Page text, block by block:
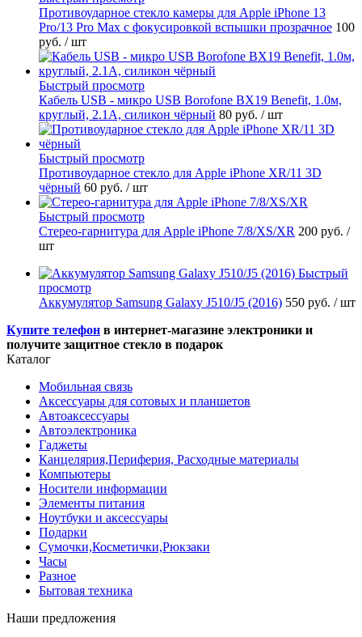
Противоударное стекло камеры для Apple iPhone 13
Pro/13 Pro Max с фокусировкой вспышки прозрачное 100
руб. / шт
Быстрый просмотр
Кабель USB - микро USB Borofone BX19 Benefit, 1.0м,
круглый, 2.1A, силикон чёрный 80 руб. / шт
Быстрый просмотр
Противоударное стекло для Apple iPhone XR/11 3D
чёрный 60 руб. / шт
Быстрый просмотр
Стерео-гарнитура для Apple iPhone 7/8/XS/XR 200 руб. /
шт
Быстрый
просмотр
Аккумулятор Samsung Galaxy J510/J5 (2016) 550 руб. / шт
Купите телефон в интернет-магазине электроники и
получите защитное стекло в подарок
Каталог
Мобильная связь
Аксессуары для сотовых и планшетов
Автоаксессуары
Автоэлектроника
Гаджеты
Канцелярия,Периферия, Расходные материалы
Компьютеры
Носители информации
Элементы питания
Ноутбуки и аксессуары
Подарки
Сумочки,Косметички,Рюкзаки
Часы
Разное
Бытовая техника
Наши предложения